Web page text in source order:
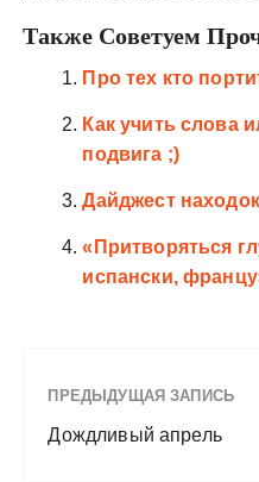
Также Советуем
Про тех кто
Как учить слова
подвига ;)
Дайджест
«Притворяться
испански,
ПРЕДЫДУЩАЯ ЗАПИСЬ
Дождливый апрель